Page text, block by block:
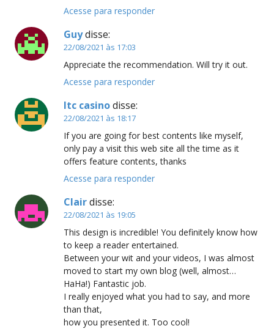
Acesse para responder
Guydisse:
22/08/2021 às 17:03
Appreciate the recommendation. Will try it out.
Acesse para responder
ltc casinodisse:
22/08/2021 às 18:17
If you are going for best contents like myself,
only pay a visit this web site all the time as it
offers feature contents, thanks
Acesse para responder
Clairdisse:
22/08/2021 às 19:05
This design is incredible! You definitely know how
to keep a reader entertained.
Between your wit and your videos, I was almost
moved to start my own blog (well, almost…
HaHa!) Fantastic job.
I really enjoyed what you had to say, and more
than that,
how you presented it. Too cool!